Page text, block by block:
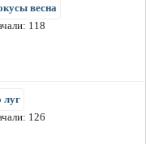
весна
118
луг
126